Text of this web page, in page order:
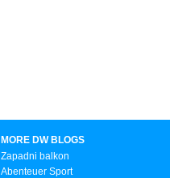
MORE DW BLOGS
Zapadni balkon
Abenteuer Sport